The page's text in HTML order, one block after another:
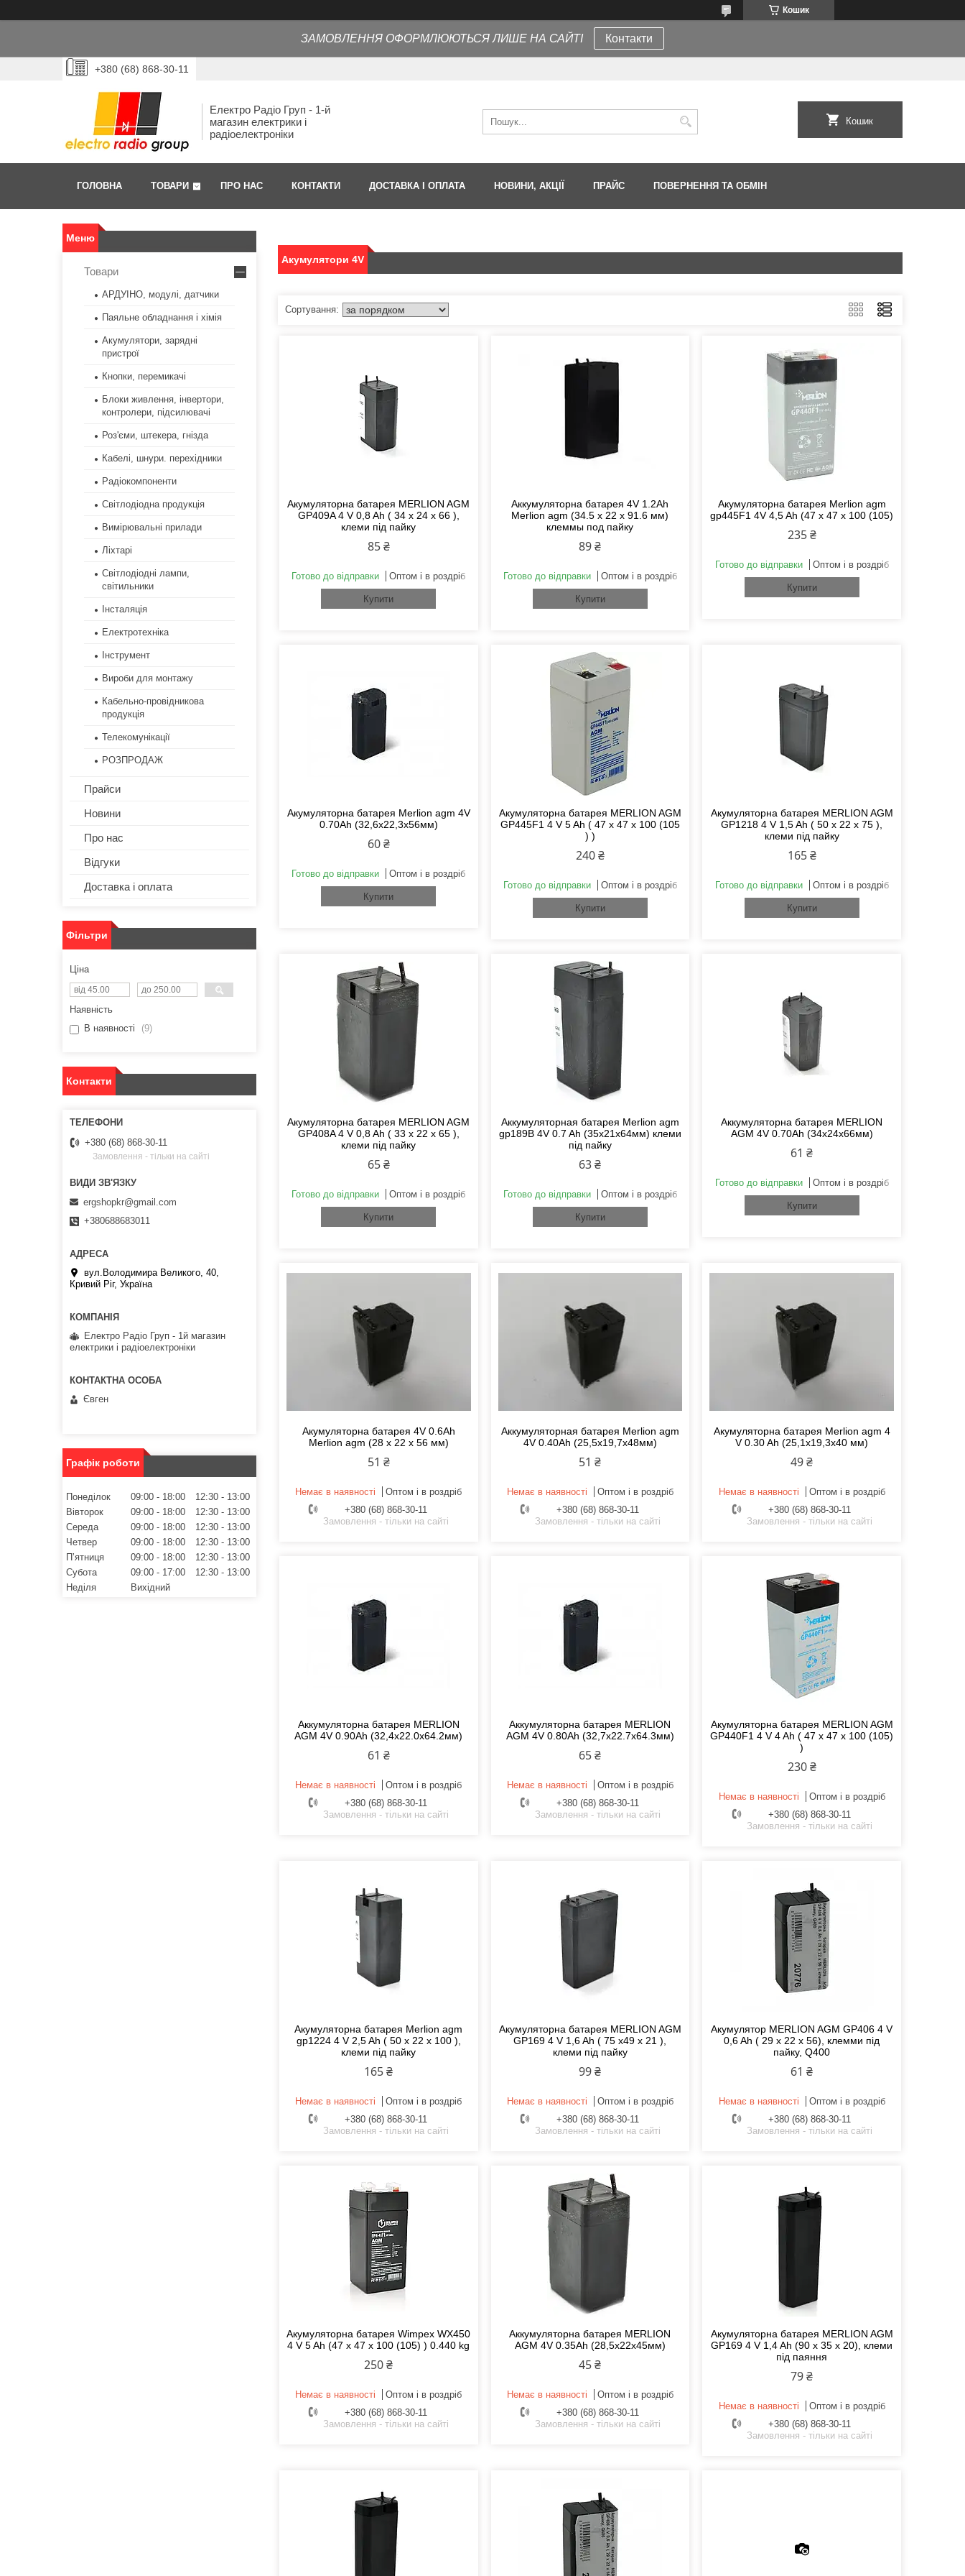
Кошик
ЗАМОВЛЕННЯ ОФОРМЛЮЮТЬСЯ ЛИШЕ НА САЙТІ Контакти
+380 (68) 868-30-11
Електро Радіо Груп - 1-й
магазин електрики і
радіоелектроніки
Кошик
ГОЛОВНА ТОВАРИ ПРО НАС КОНТАКТИ ДОСТАВКА І ОПЛАТА НОВИНИ, АКЦІЇ ПРАЙС ПОВЕРНЕННЯ ТА ОБМІН
Акумулятори 4V
Акумуляторна батарея MERLION AGM
GP409A 4 V 0,8 Ah ( 34 x 24 x 66 ),
клеми під пайку
85 ₴
Готово до відправки Оптом і в роздріб
Купити
Аккумуляторна батарея 4V 1.2Ah
Merlion agm (34.5 х 22 х 91.6 мм)
клеммы под пайку
89 ₴
Готово до відправки Оптом і в роздріб
Купити
Акумуляторна батарея Merlion agm
gp445F1 4V 4,5 Ah (47 x 47 x 100 (105)
235 ₴
Готово до відправки Оптом і в роздріб
Купити
Акумуляторна батарея Merlion agm 4V
0.70Ah (32,6х22,3х56мм)
60 ₴
Готово до відправки Оптом і в роздріб
Купити
Акумуляторна батарея MERLION AGM
GP445F1 4 V 5 Ah ( 47 x 47 x 100 (105
) )
240 ₴
Готово до відправки Оптом і в роздріб
Купити
Акумуляторна батарея MERLION AGM
GP1218 4 V 1,5 Ah ( 50 x 22 x 75 ),
клеми під пайку
165 ₴
Готово до відправки Оптом і в роздріб
Купити
Акумуляторна батарея MERLION AGM
GP408A 4 V 0,8 Ah ( 33 x 22 x 65 ),
клеми під пайку
65 ₴
Готово до відправки Оптом і в роздріб
Купити
Аккумуляторная батарея Merlion agm
gp189B 4V 0.7 Ah (35х21х64мм) клеми
під пайку
63 ₴
Готово до відправки Оптом і в роздріб
Купити
Аккумуляторна батарея MERLION
AGM 4V 0.70Ah (34х24х66мм)
61 ₴
Готово до відправки Оптом і в роздріб
Купити
Акумуляторна батарея 4V 0.6Ah
Merlion agm (28 х 22 х 56 мм)
51 ₴
Немає в наявності
Оптом і в роздріб
+380 (68) 868-30-11
Замовлення - тільки на сайті
Аккумуляторная батарея Merlion agm
4V 0.40Ah (25,5х19,7х48мм)
51 ₴
Немає в наявності
Оптом і в роздріб
+380 (68) 868-30-11
Замовлення - тільки на сайті
Акумуляторна батарея Merlion agm 4
V 0.30 Ah (25,1х19,3х40 мм)
49 ₴
Немає в наявності
Оптом і в роздріб
+380 (68) 868-30-11
Замовлення - тільки на сайті
Аккумуляторна батарея MERLION
AGM 4V 0.90Ah (32,4х22.0х64.2мм)
61 ₴
Немає в наявності
Оптом і в роздріб
+380 (68) 868-30-11
Замовлення - тільки на сайті
Аккумуляторна батарея MERLION
AGM 4V 0.80Ah (32,7х22.7х64.3мм)
65 ₴
Немає в наявності
Оптом і в роздріб
+380 (68) 868-30-11
Замовлення - тільки на сайті
Акумуляторна батарея MERLION AGM
GP440F1 4 V 4 Ah ( 47 x 47 x 100 (105)
)
230 ₴
Немає в наявності
Оптом і в роздріб
+380 (68) 868-30-11
Замовлення - тільки на сайті
Акумуляторна батарея Merlion agm
gp1224 4 V 2,5 Ah ( 50 x 22 x 100 ),
клеми під пайку
165 ₴
Немає в наявності
Оптом і в роздріб
+380 (68) 868-30-11
Замовлення - тільки на сайті
Акумуляторна батарея MERLION AGM
GP169 4 V 1,6 Ah ( 75 x49 x 21 ),
клеми під пайку
99 ₴
Немає в наявності
Оптом і в роздріб
+380 (68) 868-30-11
Замовлення - тільки на сайті
Акумулятор MERLION AGM GP406 4 V
0,6 Ah ( 29 x 22 x 56), клемми під
пайку, Q400
61 ₴
Немає в наявності
Оптом і в роздріб
+380 (68) 868-30-11
Замовлення - тільки на сайті
Акумуляторна батарея Wimpex WX450
4 V 5 Ah (47 x 47 x 100 (105) ) 0.440 kg
250 ₴
Немає в наявності
Оптом і в роздріб
+380 (68) 868-30-11
Замовлення - тільки на сайті
Аккумуляторна батарея MERLION
AGM 4V 0.35Ah (28,5х22х45мм)
45 ₴
Немає в наявності
Оптом і в роздріб
+380 (68) 868-30-11
Замовлення - тільки на сайті
Акумуляторна батарея MERLION AGM
GP169 4 V 1,4 Ah (90 x 35 x 20), клеми
під паяння
79 ₴
Немає в наявності
Оптом і в роздріб
+380 (68) 868-30-11
Замовлення - тільки на сайті
Товари
АРДУІНО, модулі, датчики
Паяльне обладнання і хімія
Акумулятори, зарядні
пристрої
Кнопки, перемикачі
Блоки живлення, інвертори,
контролери, підсилювачі
Роз'єми, штекера, гнізда
Кабелі, шнури. перехідники
Радіокомпоненти
Світлодіодна продукція
Вимірювальні прилади
Ліхтарі
Світлодіодні лампи,
світильники
Інсталяція
Електротехніка
Інструмент
Вироби для монтажу
Кабельно-провідникова
продукція
Телекомунікації
РОЗПРОДАЖ
Прайси
Новини
Про нас
Відгуки
Доставка і оплата
Фільтри
Ціна
Наявність
В наявності
9
Контакти
+380 (68) 868-30-11
Замовлення - тільки на сайті
ergshopkr@gmail.com
+380688683011
вул.Володимира Великого, 40,
Кривий Ріг, Україна
Електро Радіо Груп - 1й магазин
електрики і радіоелектроніки
Євген
Графік роботи
Понеділок 09:00 18:00 12:30
13:00
Вівторок
09:00 18:00 12:30
13:00
Середа
09:00 18:00 12:30
13:00
Четвер
09:00 18:00 12:30
13:00
Пʼятниця
09:00 18:00 12:30
13:00
Субота
09:00 17:00 12:30
13:00
Неділя
Вихідний